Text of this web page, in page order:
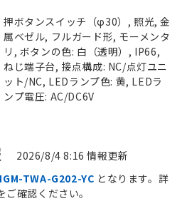
押ボタンスイッチ（φ30）, 照光, 金
属ベゼル, フルガード形, モーメンタ
リ, ボタンの色: 白（透明）, IP66,
ねじ端子台, 接点構成: NC/点灯ユニ
ット/NC, LEDランプ色: 黄, LEDラ
ンプ電圧: AC/DC6V
2026/8/4 8:16 情報更新
TWA-G202-YC となります。詳
確認ください。